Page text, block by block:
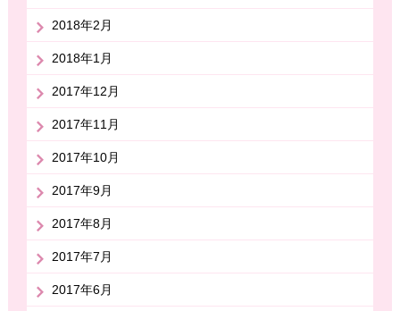
2018年2月
2018年1月
2017年12月
2017年11月
2017年10月
2017年9月
2017年8月
2017年7月
2017年6月